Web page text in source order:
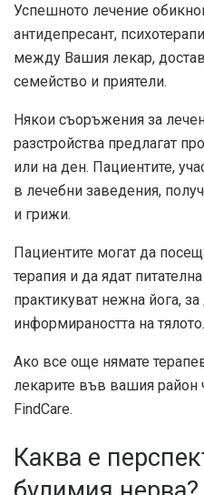
Успешното лечение
антидепресант,
между Вашия лекар,
семейство и приятели.
Някои съоръжения за
разстройства предлагат
или на ден. Пациентите,
в лечебни заведения,
и грижи.
Пациентите могат да
терапия и да ядат
практикуват нежна йога,
информираността на тялото.
Ако все още нямате
лекарите във вашия район
FindCare.
Каква е